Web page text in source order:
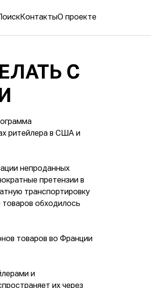
ПоискКонтактыО проекте
С
ритейлера в США и
непроданных
претензии в
транспортировку
обходилось
товаров во Франции
и
их через